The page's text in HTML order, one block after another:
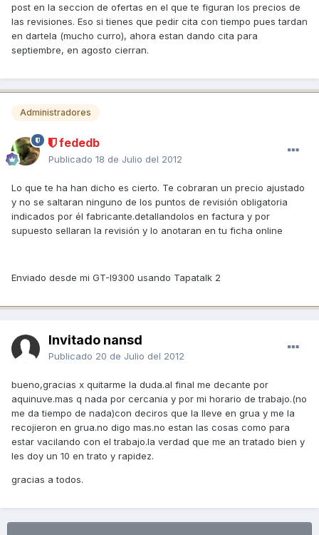
post en la seccion de ofertas en el que te figuran los precios de
las revisiones. Eso si tienes que pedir cita con tiempo pues tardan
en dartela (mucho curro), ahora estan dando cita para
septiembre, en agosto cierran.
Administradores
fededb
Publicado 18 de Julio del 2012
Lo que te ha han dicho es cierto. Te cobraran un precio ajustado
y no se saltaran ninguno de los puntos de revisión obligatoria
indicados por él fabricante.detallandolos en factura y por
supuesto sellaran la revisión y lo anotaran en tu ficha online
Enviado desde mi GT-I9300 usando Tapatalk 2
Invitado nansd
Publicado 20 de Julio del 2012
bueno,gracias x quitarme la duda.al final me decante por
aquinuve.mas q nada por cercania y por mi horario de trabajo.(no
me da tiempo de nada)con deciros que la lleve en grua y me la
recojieron en grua.no digo mas.no estan las cosas como para
estar vacilando con el trabajo.la verdad que me an tratado bien y
les doy un 10 en trato y rapidez.
gracias a todos.